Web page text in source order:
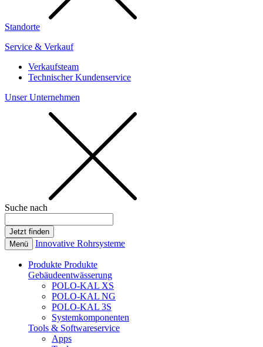
Standorte
Service & Verkauf
Verkaufsteam
Technischer Kundenservice
Unser Unternehmen
Suche nach
Menü Innovative Rohrsysteme
Produkte Produkte
Gebäudeentwässerung
POLO-KAL XS
POLO-KAL NG
POLO-KAL 3S
Systemkomponenten
Tools & Softwareservice
Apps